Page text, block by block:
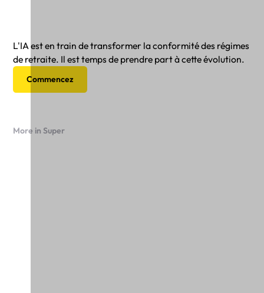
L'IA est en train de transformer la conformité des régimes
de retraite. Il est temps de prendre part à cette évolution.
Commencez
More in Super